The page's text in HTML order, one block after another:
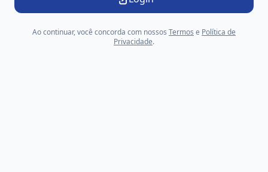
Ao continuar, você concorda com nossos Termos e Política de
Privacidade.